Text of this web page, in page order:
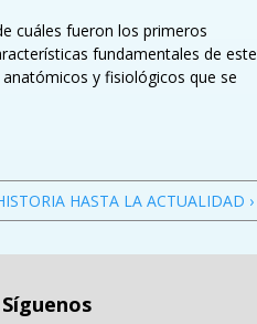
cuáles fueron los primeros
fundamentales de este
y fisiológicos que se
HASTA LA ACTUALIDAD ›
Síguenos